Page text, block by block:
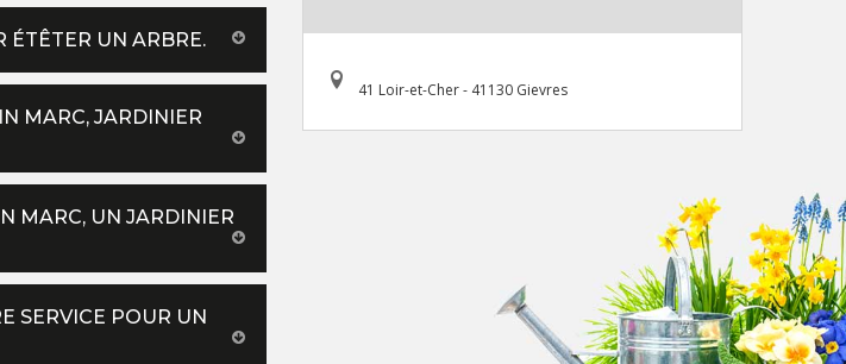
ÉTÊTER UN ARBRE.
MARC, JARDINIER
MARC, UN JARDINIER
SERVICE POUR UN
41 Loir-et-Cher - 41130 Gievres